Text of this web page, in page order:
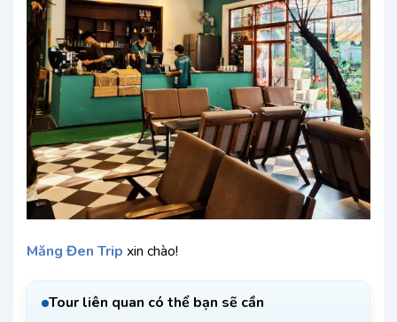
Măng Đen Trip xin chào!
Tour liên quan có thể bạn sẽ cần